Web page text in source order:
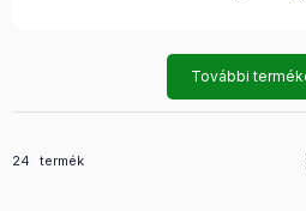
További
Összes termék a kategóriában
24 termék